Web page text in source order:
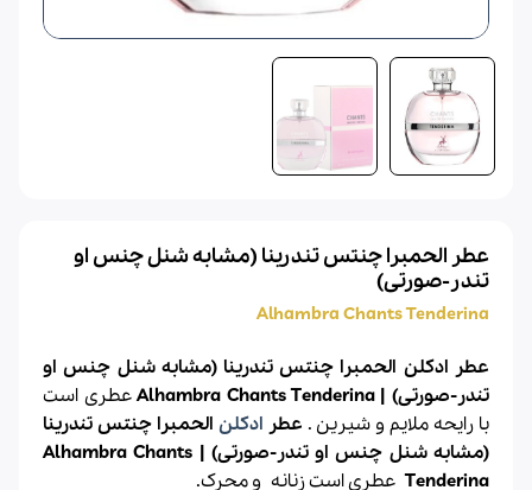
عطر الحمبرا چنتس تندرینا (مشابه شنل چنس او
تندر-صورتی)
Alhambra Chants Tenderina
عطر ادکلن الحمبرا چنتس تندرینا (مشابه شنل چنس او
تندر-صورتی) | Alhambra Chants Tenderina
عطری است
با رایحه ملایم و شیرین . عطر ادکلن الحمبرا چنتس تندرینا
(مشابه شنل چنس او تندر-صورتی) | Alhambra Chants
Tenderinaعطری است زنانه و محرک.